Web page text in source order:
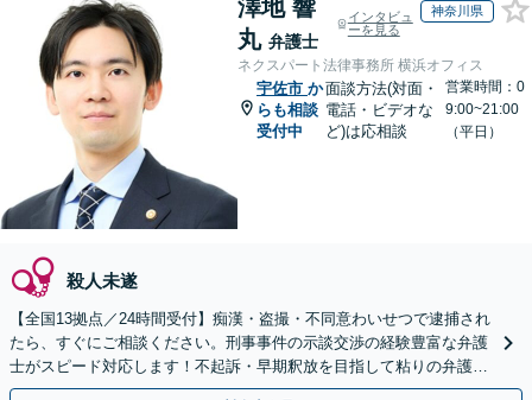
澤地 響
丸 弁護士
インタビュ
ーを見る
神奈川県
ネクスパート法律事務所 横浜オフィス
宇佐市 か
らも相談
受付中
面談方法(対面・
電話・ビデオな
ど)は応相談
営業時間：0
9:00~21:00
（平日）
殺人未遂
【全国13拠点／24時間受付】痴漢・盗撮・不同意わいせつで逮捕され
たら、すぐにご相談ください。刑事事件の示談交渉の経験豊富な弁護
士がスピード対応します！不起訴・早期釈放を目指して粘りの弁護活
動を行います。